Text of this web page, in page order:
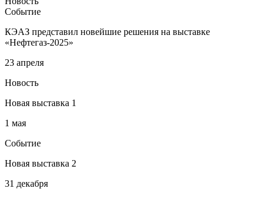
Событие
КЭАЗ представил новейшие решения на выставке
«Нефтегаз-2025»
23 апреля
Новость
Новая выставка 1
1 мая
Событие
Новая выставка 2
31 декабря